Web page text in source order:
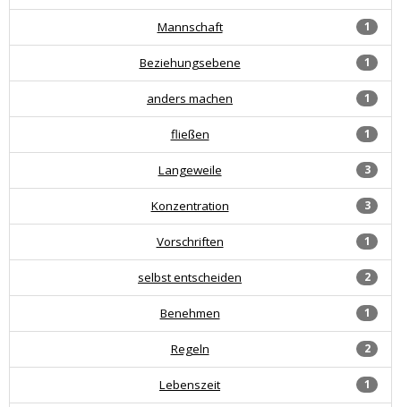
1
Mannschaft
1
Beziehungsebene
1
anders machen
1
fließen
3
Langeweile
3
Konzentration
1
Vorschriften
2
selbst entscheiden
1
Benehmen
2
Regeln
1
Lebenszeit